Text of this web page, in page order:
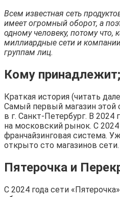
Всем известная сеть
имеет огромный оборот, а
одному человеку, потому что,
миллиардные сети и
группам лиц.
Кому
Краткая история (читать
Самый первый магазин этой
в г. Санкт-Петербург. В 2024
на московский рынок. С 2024
франчайзинговая система.
открыто сто магазинов сети.
Пятерочка и
С 2024 года сети